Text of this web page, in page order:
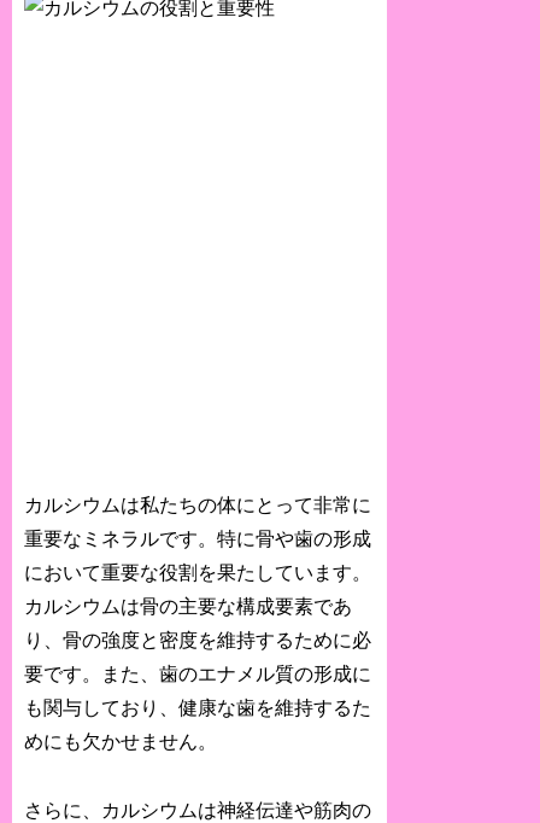
カルシウムは私たちの体にとって非常に
重要なミネラルです。特に骨や歯の形成
において重要な役割を果たしています。
カルシウムは骨の主要な構成要素であ
り、骨の強度と密度を維持するために必
要です。また、歯のエナメル質の形成に
も関与しており、健康な歯を維持するた
めにも欠かせません。
さらに、カルシウムは神経伝達や筋肉の